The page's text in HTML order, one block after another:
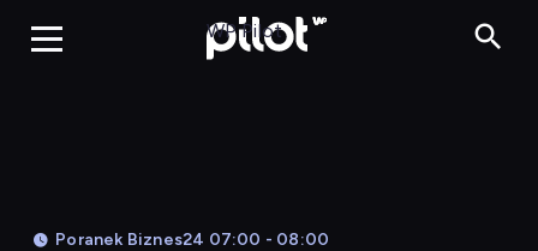
WP Pilot
Poranek Biznes24 07:00 - 08:00